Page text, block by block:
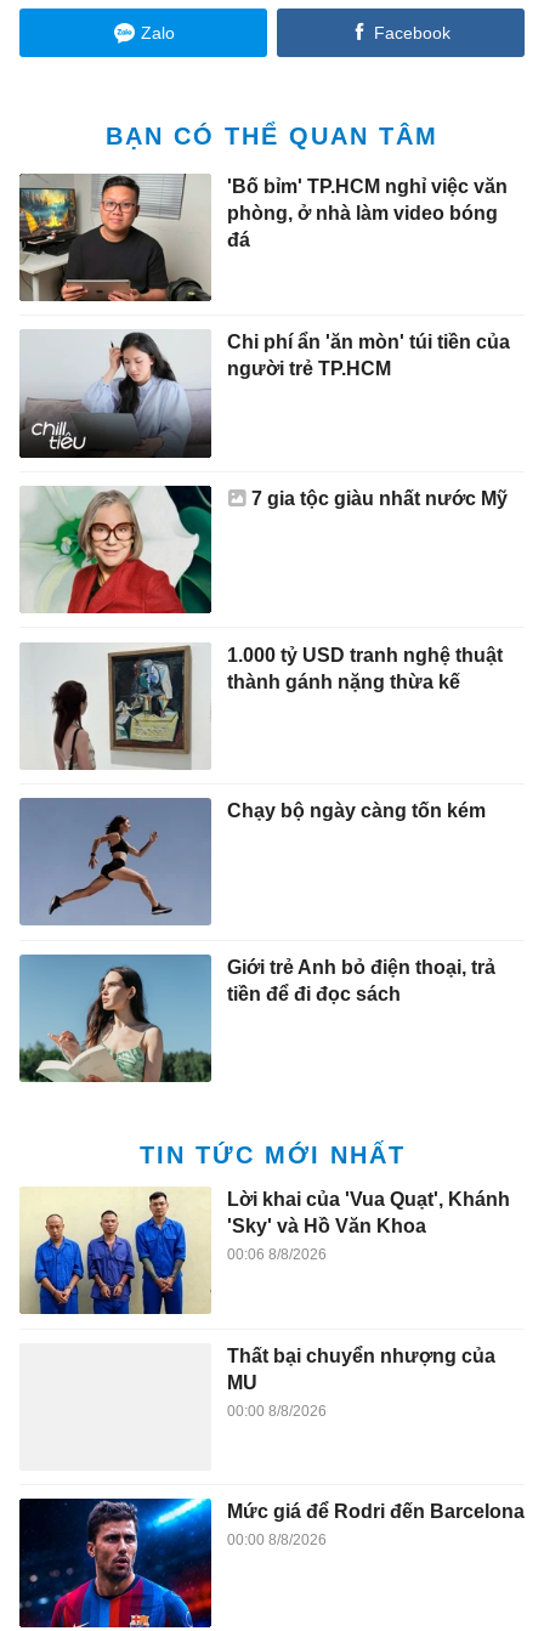
Zalo Facebook
BẠN CÓ THỂ QUAN TÂM
'Bố bỉm' TP.HCM nghỉ việc văn
phòng, ở nhà làm video bóng
đá
Chi phí ẩn 'ăn mòn' túi tiền của
người trẻ TP.HCM
7 gia tộc giàu nhất nước Mỹ
1.000 tỷ USD tranh nghệ thuật
thành gánh nặng thừa kế
Chạy bộ ngày càng tốn kém
Giới trẻ Anh bỏ điện thoại, trả
tiền để đi đọc sách
TIN TỨC MỚI NHẤT
Lời khai của 'Vua Quạt', Khánh
'Sky' và Hồ Văn Khoa
00:06 8/8/2026
Thất bại chuyển nhượng của
MU
00:00 8/8/2026
Mức giá để Rodri đến Barcelona
00:00 8/8/2026